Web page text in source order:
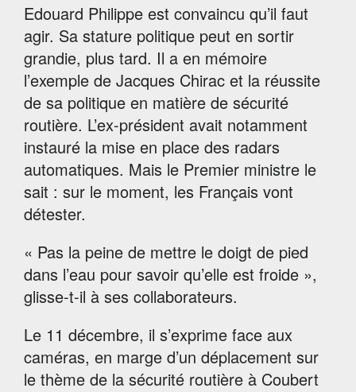
Edouard Philippe est convaincu qu’il faut
agir. Sa stature politique peut en sortir
grandie, plus tard. Il a en mémoire
l’exemple de Jacques Chirac et la réussite
de sa politique en matière de sécurité
routière. L’ex-président avait notamment
instauré la mise en place des radars
automatiques. Mais le Premier ministre le
sait : sur le moment, les Français vont
détester.
« Pas la peine de mettre le doigt de pied
dans l’eau pour savoir qu’elle est froide »,
glisse-t-il à ses collaborateurs.
Le 11 décembre, il s’exprime face aux
caméras, en marge d’un déplacement sur
le thème de la sécurité routière à Coubert